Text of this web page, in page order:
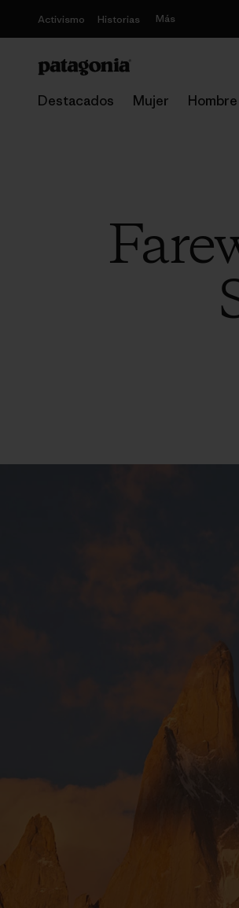
Activismo Historias Más
Destacados Mujer Hombre